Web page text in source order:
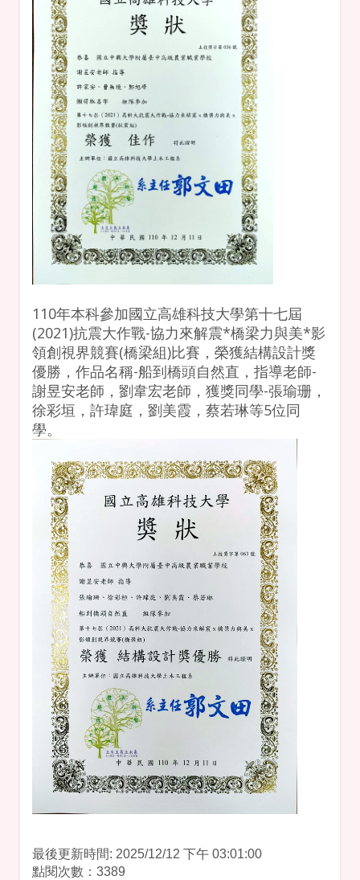
110年本科參加國立高雄科技大學第十七屆
(2021)抗震大作戰-協力來解震*橋梁力與美*影
領創視界競賽(橋梁組)比賽， 榮獲結構設計獎
優勝 ，作品名稱-船到橋頭自然直，指導老師-
謝昱安老師，劉韋宏老師，獲獎同學-張瑜珊，
徐彩垣，許瑋庭，劉美霞，蔡若琳等5位同
學。
最後更新時間: 2025/12/12 下午 03:01:00
點閱次數：3389